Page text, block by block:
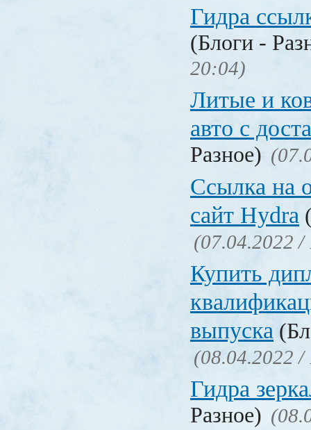
Гидра
(Блоги -
20:04)
Литые и
авто с
Разное)
Ссылка на
сайт Hydra
(07.04.2022 /
Купить
выпуска
(08.04.2022 /
Гидра
Разное)